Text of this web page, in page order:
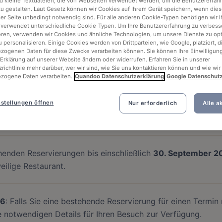
verfügbaren Termin bis einschließlich30.
wird eingestellt. Sie können bis einschließlich 30. Juni
Reservierungen bis einschließlich 30. September
Restaurant.
: Falls Sie eine bestehende Reservierung für einen
Details für Ihren Besuch zur Verfügung.
gestalten. Laut Gesetz können wir Cookies auf Ihrem Gerät speichern, wenn
Seite unbedingt notwendig sind. Für alle anderen Cookie-Typen benötigen wir
unterschiedliche Cookie-Typen. Um Ihre Benutzererfahrung zu
verwenden wir Cookies und ähnliche Technologien, um unsere Dienste zu
personalisieren. Einige Cookies werden von Drittparteien, wie Google, platziert,
Daten für diese Zwecke verarbeiten können. Sie können Ihre
auf unserer Website ändern oder widerrufen. Erfahren Sie in unserer
mehr darüber, wer wir sind, wie Sie uns kontaktieren können und wie wir
Daten verarbeiten. Quandoo Datenschutzerklärung Google
Nur erforderlich Alle
öffnen